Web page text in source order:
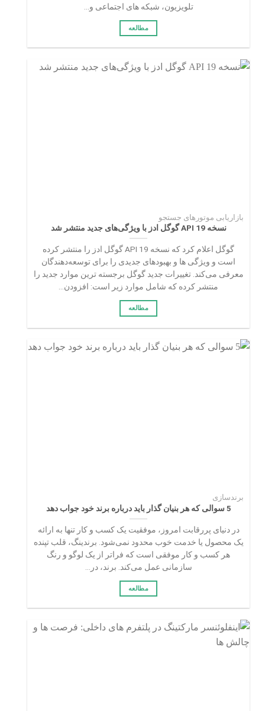
تلویزیون، شبکه های اجتماعی و...
مطالعه
بازاریابی موتور‌های جستجو
نسخه 19 API گوگل ادز با ویژگی‌های جدید منتشر شد
گوگل اعلام کرد که نسخه 19 API گوگل ادز را منتشر کرده
است و ویژگی‌ ها و بهبودهای جدیدی را برای توسعه‌دهندگان
معرفی می‌کند. تغییرات جدید گوگل برجسته‌ ترین موارد جدید را
منتشر کرده که شامل موارد زیر است: افزودن...
مطالعه
برندسازی
5 سوالی که هر بنیان‌ گذار باید درباره برند خود جواب دهد
در دنیای پررقابت امروز، موفقیت یک کسب و کار تنها به ارائه
یک محصول یا خدمت خوب محدود نمی‌شود. برندینگ، قلب تپنده
هر کسب و کار موفقی است که فراتر از یک لوگو و رنگ‌
سازمانی عمل می‌کند. برند، در...
مطالعه